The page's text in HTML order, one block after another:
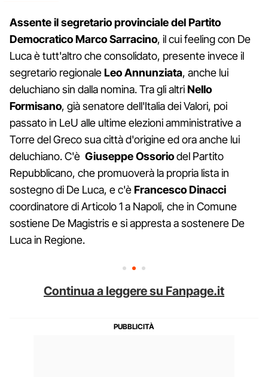
Assente il segretario provinciale del Partito
Democratico Marco Sarracino, il cui feeling con De
Luca è tutt'altro che consolidato, presente invece il
segretario regionaleLeo Annunziata, anche lui
deluchiano sin dalla nomina. Tra gli altriNello
Formisano, già senatore dell'Italia dei Valori, poi
passato in LeU alle ultime elezioni amministrative a
Torre del Greco sua città d'origine ed ora anche lui
deluchiano. C'è Giuseppe Ossoriodel Partito
Repubblicano, che promuoverà la propria lista in
sostegno di De Luca, e c'èFrancesco Dinacci
coordinatore di Articolo 1 a Napoli, che in Comune
sostiene De Magistris e si appresta a sostenere De
Luca in Regione.
Continua a leggere su Fanpage.it